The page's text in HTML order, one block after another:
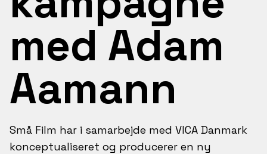
med Adam
Aamann
Små Film har i samarbejde med VICA Danmark
konceptualiseret og producerer en ny